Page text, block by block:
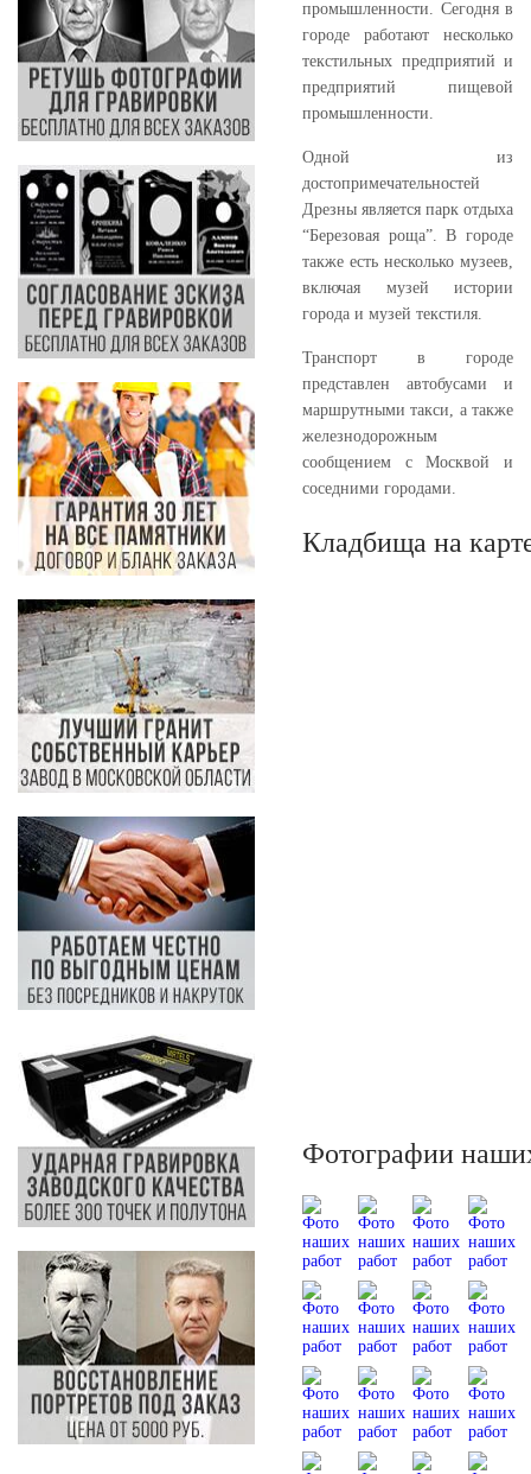
промышленности. Сегодня в
городе работают несколько
текстильных предприятий и
предприятий пищевой
промышленности.
Одной из
достопримечательностей
Дрезны является парк отдыха
“Березовая роща”. В городе
также есть несколько музеев,
включая музей истории
города и музей текстиля.
Транспорт в городе
представлен автобусами и
маршрутными такси, а также
железнодорожным
сообщением с Москвой и
соседними городами.
Кладбища на
Фотографии